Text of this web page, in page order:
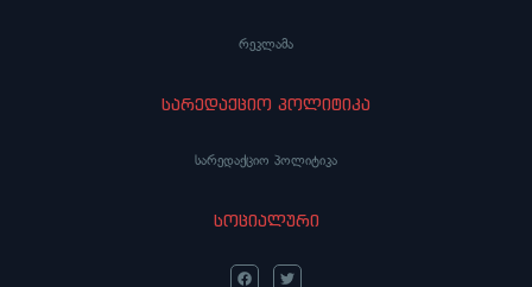
რეკლამა
სარედაქციო პოლიტიკა
სარედაქციო პოლიტიკა
სოციალური